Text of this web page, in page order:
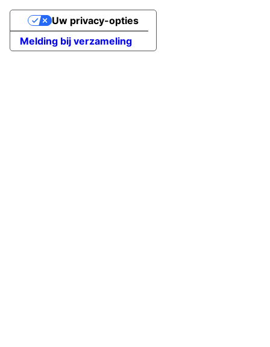
Melding bij verzameling
Uw privacy-opties